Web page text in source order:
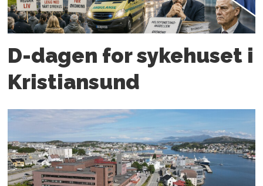
D-dagen for syke­huset i
Kristiansund